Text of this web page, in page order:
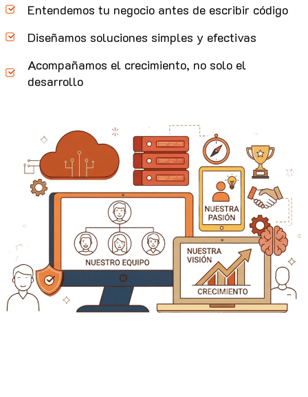
Entendemos tu negocio antes de escribir código
Diseñamos soluciones simples y efectivas
Acompañamos el crecimiento, no solo el
desarrollo